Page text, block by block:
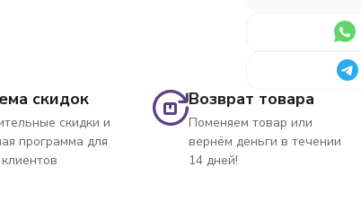
скидок
скидки и
программа для
Возврат товара
Поменяем товар или
вернём деньги в течении
14 дней!